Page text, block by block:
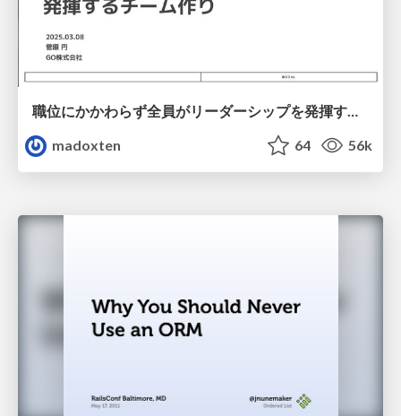
職位にかかわらず全員がリーダーシップを発揮するチーム作り / Building a team where everyone can demonstrate leadership regardless of position
madoxten
64 56k